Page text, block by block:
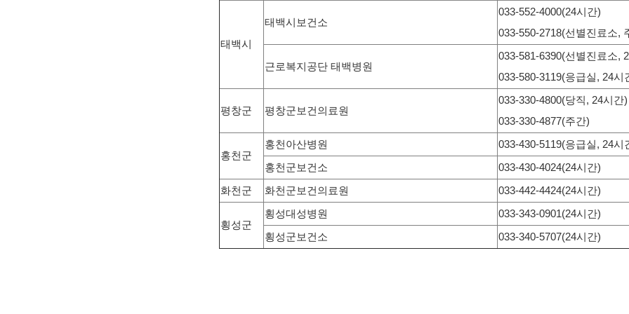
태백시
태백시보건소
033-552-4000(24시간)
033-550-2718(선별진료소,
근로복지공단 태백병원
033-581-6390(선별진료소,
033-580-3119(응급실, 24시
평창군 평창군보건의료원
033-330-4800(당직, 24시간)
033-330-4877(주간)
홍천군
홍천아산병원
033-430-5119(응급실, 24시
홍천군보건소
033-430-4024(24시간)
화천군
화천군보건의료원 033-442-4424(24시간)
횡성군
횡성대성병원
033-343-0901(24시간)
횡성군보건소
033-340-5707(24시간)